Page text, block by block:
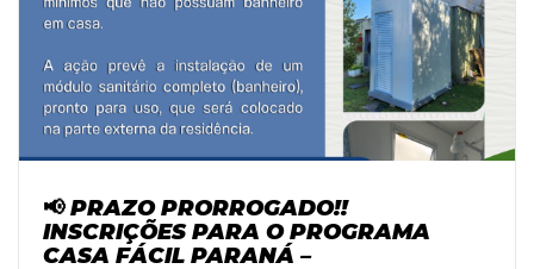
📢 PRAZO PRORROGADO!!
INSCRIÇÕES PARA O PROGRAMA
CASA FÁCIL PARANÁ –